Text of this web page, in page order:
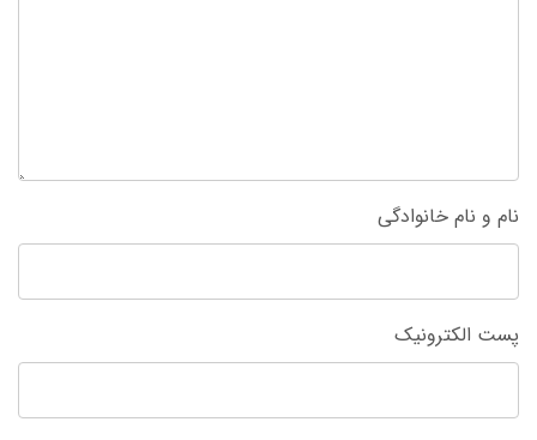
نام و نام خانوادگی
پست الکترونیک